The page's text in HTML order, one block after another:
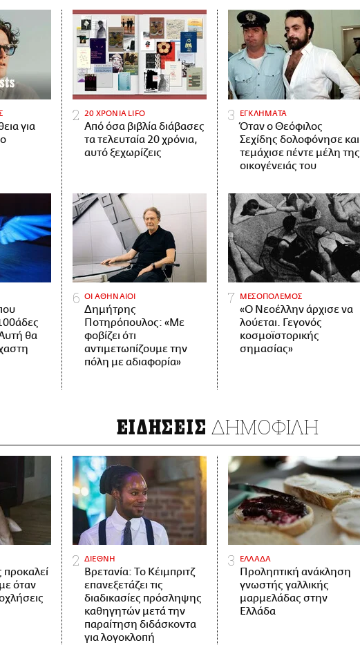
για
20 ΧΡΟΝΙΑ LIFO
Από όσα βιβλία διάβασες
τα τελευταία 20 χρόνια,
αυτό ξεχωρίζεις
ΕΓΚΛΗΜΑΤΑ
Όταν ο Θεόφιλος
Σεχίδης δολοφόνησε και
τεμάχισε πέντε μέλη της
οικογένειάς του
θα
ΟΙ ΑΘΗΝΑΙΟΙ
Δημήτρης
Ποτηρόπουλος: «Με
φοβίζει ότι
αντιμετωπίζουμε την
πόλη με αδιαφορία»
ΜΕΣΟΠΟΛΕΜΟΣ
«Ο Νεοέλλην άρχισε να
λούεται. Γεγονός
κοσμοϊστορικής
σημασίας»
ΕΙΔΗΣΕΙΣ ΔΗΜΟΦΙΛΗ
προκαλεί
όταν
ΔΙΕΘΝΗ
Βρετανία: Το Κέιμπριτζ
επανεξετάζει τις
διαδικασίες πρόσληψης
καθηγητών μετά την
παραίτηση διδάσκοντα
για λογοκλοπή
ΕΛΛΑΔΑ
Προληπτική ανάκληση
γνωστής γαλλικής
μαρμελάδας στην
Ελλάδα